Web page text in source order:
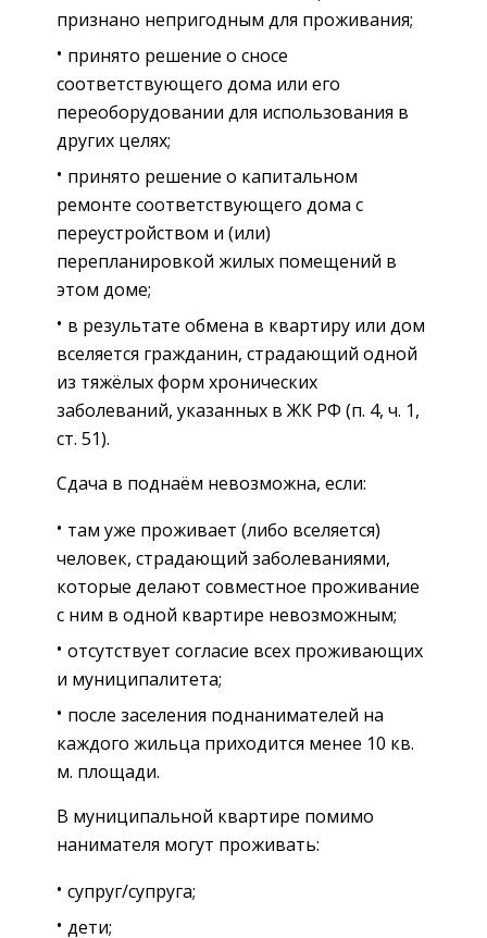
признано непригодным для проживания;
принято решение о сносе
соответствующего дома или его
переоборудовании для использования в
других целях;
принято решение о капитальном
ремонте соответствующего дома с
переустройством и (или)
перепланировкой жилых помещений в
этом доме;
в результате обмена в квартиру или дом
вселяется гражданин, страдающий одной
из тяжёлых форм хронических
заболеваний, указанных в ЖК РФ (п. 4, ч. 1,
ст. 51).
Сдача в поднаём невозможна, если:
там уже проживает (либо вселяется)
человек, страдающий заболеваниями,
которые делают совместное проживание
с ним в одной квартире невозможным;
отсутствует согласие всех проживающих
и муниципалитета;
после заселения поднанимателей на
каждого жильца приходится менее 10 кв.
м. площади.
В муниципальной квартире помимо
нанимателя могут проживать:
супруг/супруга;
дети;